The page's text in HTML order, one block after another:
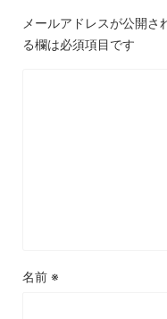
メールアドレスが公開さ
る欄は必須項目です
名前 ※